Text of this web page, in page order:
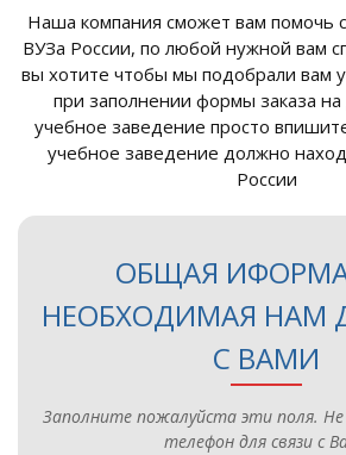
Наша компания сможет вам помочь
ВУЗа России, по любой нужной вам
вы хотите чтобы мы подобрали вам
при заполнении формы заказа
учебное заведение просто
учебное заведение должно
России
ОБЩАЯ
НЕОБХОДИМАЯ НАМ
С ВАМИ
Заполните пожалуйста эти поля. Не
телефон для связи с